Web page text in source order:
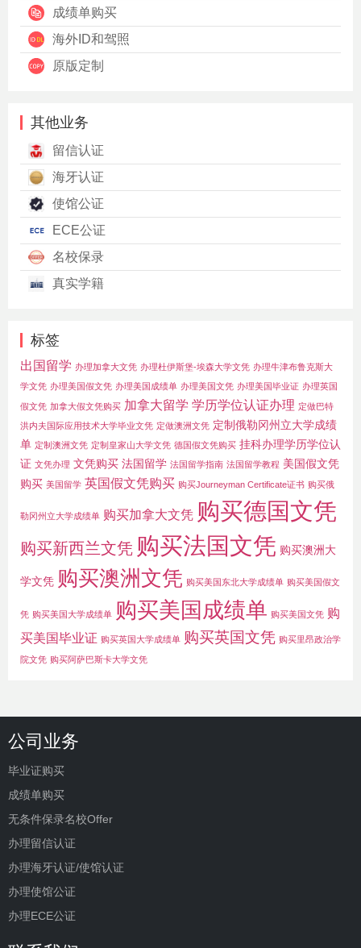
成绩单购买
海外ID和驾照
原版定制
其他业务
留信认证
海牙认证
使馆公证
ECE公证
名校保录
真实学籍
标签
出国留学 办理加拿大文凭 办理杜伊斯堡-埃森大学文凭 办理牛津布鲁克斯大
学文凭 办理美国假文凭 办理美国成绩单 办理美国文凭 办理美国毕业证 办理英国
假文凭 加拿大假文凭购买 加拿大留学 学历学位认证办理 定做巴特
洪内夫国际应用技术大学毕业文凭 定做澳洲文凭 定制俄勒冈州立大学成绩
单 定制澳洲文凭 定制皇家山大学文凭 德国假文凭购买 挂科办理学历学位认
证 文凭办理 文凭购买 法国留学 法国留学指南 法国留学教程 美国假文凭
购买 美国留学 英国假文凭购买 购买Journeyman Certificate证书 购买俄
勒冈州立大学成绩单 购买加拿大文凭 购买德国文凭
购买新西兰文凭 购买法国文凭 购买澳洲大
学文凭 购买澳洲文凭 购买美国东北大学成绩单 购买美国假文
凭 购买美国大学成绩单 购买美国成绩单 购买美国文凭 购
买美国毕业证 购买英国大学成绩单 购买英国文凭 购买里昂政治学
院文凭 购买阿萨巴斯卡大学文凭
公司业务
毕业证购买
成绩单购买
无条件保录名校Offer
办理留信认证
办理海牙认证/使馆认证
办理使馆公证
办理ECE公证